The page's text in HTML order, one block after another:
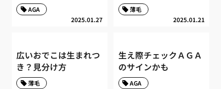
2025.01.27
AGA
2025.01.21
薄毛
広いおでこは生まれつ
き？見分け方
薄毛
生え際チェックＡＧＡ
のサインかも
AGA